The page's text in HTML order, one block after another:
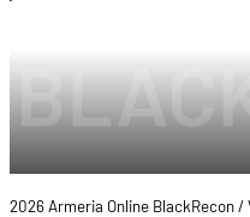
2026 Armeria Online BlackRecon /